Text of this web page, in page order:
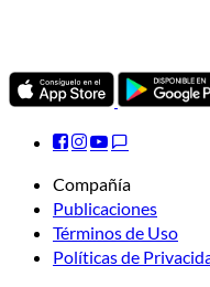
Compañía
Publicaciones
Términos de Uso
Políticas de